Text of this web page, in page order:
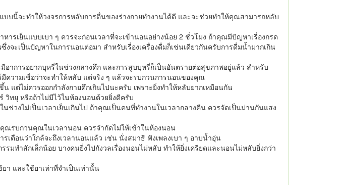
บนี้จะทำให้วงจรการหลับการตื่นของร่างกายทำงานได้ดี และจะช่วยทำให้คุณสามารถหลับ
รเย็นแบบเบา ๆ ควรจะก่อนเวลาที่จะเข้านอนอย่างน้อย 2 ชั่วโมง ถ้าคุณมีปัญหาเรื่องกรด
จะเป็นปัญหาในการนอนต่อมา สำหรับเรื่องเครื่องดื่มก็เช่นเดียวกันครับการดื่มน้ำมากเกิน
าการอยากบุหรี่ในช่วงกลางดึก และการสูบบุหรี่ก็เป็นอันตรายต่อสุขภาพอยู่แล้ว สำหรับ
ความเชื่อว่าจะทำให้หลับ แต่จริง ๆ แล้วจะรบกวนการนอนของคุณ
แต่ไม่ควรออกกำลังกายดึกเกินไปนะครับ เพราะยิ่งทำให้หลับยากเหมือนกัน
วิทยุ หรือถ้าไม่มีไว้ในห้องนอนด้วยยิ่งดีครับ
วงไม่เป็นเวลาเย็นเกินไป ถ้าคุณเป็นคนที่ทำงานในเวลากลางคืน ควรจัดเป็นม่านกันแสง
รบกวนคุณในเวลานอน ควรจำกัดไม่ให้เข้าในห้องนอน
ตือนว่าใกล้จะถึงเวลานอนแล้ว เช่น นั่งสมาธิ ฟังเพลงเบา ๆ อาบน้ำอุ่น
ทำสักเล็กน้อย บางคนยิ่งไปกังวลเรื่องนอนไม่หลับ ทำให้ยิ่งเครียดและนอนไม่หลับยิ่งกว่า
า และใช้ยาเท่าที่จำเป็นเท่านั้น